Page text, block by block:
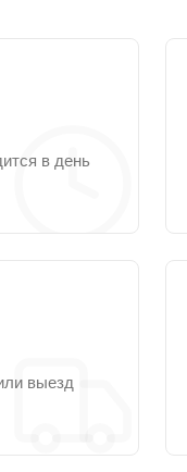
в день
выезд